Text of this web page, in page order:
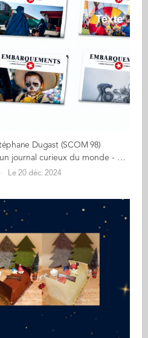
Dugast (SCOM 98)
- 20 DECEMBRE - Offrez un journal curieux du monde - Aventure, exploration, découverte - Un an d'abonnement France pour 20€ Un journal 100% papier, 100 % indépendant Dédié aux univers du voyage, de l'exploration, de l'aventure et des découvertes, Embarquements mêle photos et récits dans la veine du grand reportage d'antan. Trimestriel avec ses 20 pages en grand format, de fabrication artisanale et impression 100% France, ce journal fait la part belle au photojournalisme. "Le papier est mort, vive le papier. La presse écrite va mal, vive la presse. Prenez le temps de piquer votre curiosité. Lisez en vrai et en grand format !" Mon aventure a débuté… en 2007 lorsque je crée le blog Embarquements dédié au monde de l'exploration, de l'aventure et des découvertes. De leur côté, les 2 autres futurs créateurs du journal, Bruno et Julien, fondent en 2014 la revue Zeppelin, diffusant d'abord leurs reportages puis ceux des photographes affiliés à l'agence éponyme. Ainsi est née l'envie de fusionner ces deux productions pour créer le journal Embarquements ! En savoir plus : embarquements.com Contact : stephane.dugast@yahoo.fr (Re)Découvrez votre CALENDRIER DE L'AVENT ici
Le 20 déc. 2024